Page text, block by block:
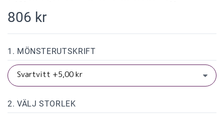
806 kr
1. MÖNSTERUTSKRIFT
2. VÄLJ STORLEK